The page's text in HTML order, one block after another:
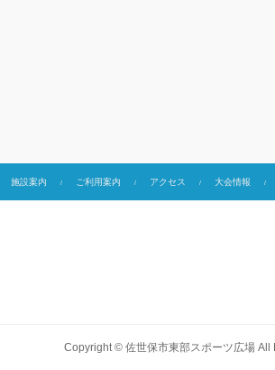
施設案内 ご利用案内 アクセス 大会情報
Copyright © 佐世保市東部スポーツ広場 All